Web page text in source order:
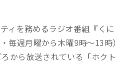
ィを務めるラジオ番組『くに
毎週月曜から木曜9時～13時）
から放送されている「ホクト